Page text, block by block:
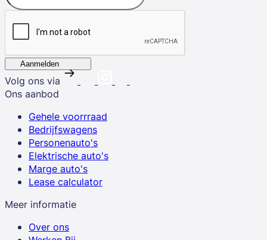
Aanmelden
Volg ons via
Ons aanbod
Gehele voorrraad
Bedrijfswagens
Personenauto's
Elektrische auto's
Marge auto's
Lease calculator
Meer informatie
Over ons